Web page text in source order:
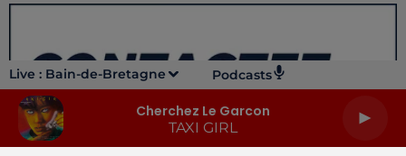
Live : Bain-de-Bretagne Podcasts
Cherchez Le Garcon
TAXI GIRL